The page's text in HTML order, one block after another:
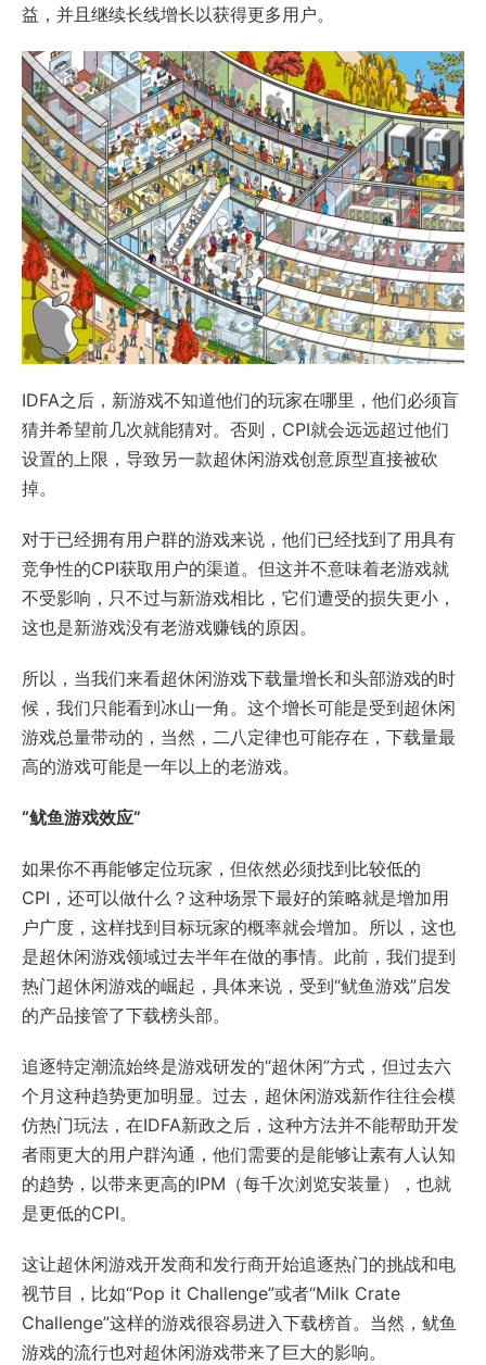
益，并且继续长线增长以获得更多用户。
IDFA之后，新游戏不知道他们的玩家在哪里，他们必须盲
猜并希望前几次就能猜对。否则，CPI就会远远超过他们
设置的上限，导致另一款超休闲游戏创意原型直接被砍
掉。
对于已经拥有用户群的游戏来说，他们已经找到了用具有
竞争性的CPI获取用户的渠道。但这并不意味着老游戏就
不受影响，只不过与新游戏相比，它们遭受的损失更小，
这也是新游戏没有老游戏赚钱的原因。
所以，当我们来看超休闲游戏下载量增长和头部游戏的时
候，我们只能看到冰山一角。这个增长可能是受到超休闲
游戏总量带动的，当然，二八定律也可能存在，下载量最
高的游戏可能是一年以上的老游戏。
“鱿鱼游戏效应”
如果你不再能够定位玩家，但依然必须找到比较低的
CPI，还可以做什么？这种场景下最好的策略就是增加用
户广度，这样找到目标玩家的概率就会增加。所以，这也
是超休闲游戏领域过去半年在做的事情。此前，我们提到
热门超休闲游戏的崛起，具体来说，受到“鱿鱼游戏”启发
的产品接管了下载榜头部。
追逐特定潮流始终是游戏研发的“超休闲”方式，但过去六
个月这种趋势更加明显。过去，超休闲游戏新作往往会模
仿热门玩法，在IDFA新政之后，这种方法并不能帮助开发
者雨更大的用户群沟通，他们需要的是能够让素有人认知
的趋势，以带来更高的IPM（每千次浏览安装量），也就
是更低的CPI。
这让超休闲游戏开发商和发行商开始追逐热门的挑战和电
视节目，比如“Pop it Challenge”或者“Milk Crate
Challenge”这样的游戏很容易进入下载榜首。当然，鱿鱼
游戏的流行也对超休闲游戏带来了巨大的影响。